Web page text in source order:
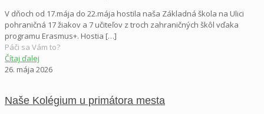
V dňoch od 17.mája do 22.mája hostila naša Základná škola na Ulici
pohraničná 17 žiakov a 7 učiteľov z troch zahraničných škôl vďaka
programu Erasmus+. Hostia […]
Páči sa Vám to?
Čítaj ďalej
26. mája 2026
Naše Kolégium u primátora mesta